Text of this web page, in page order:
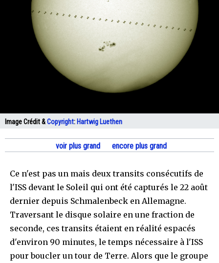
Image Crédit &Copyright:Hartwig Luethen
voir plus grand encore plus grand
Ce n'est pas un mais deux transits consécutifs de
l'ISS devant le Soleil qui ont été capturés le 22 août
dernier depuis Schmalenbeck en Allemagne.
Traversant le disque solaire en une fraction de
seconde, ces transits étaient en réalité espacés
d'environ 90 minutes, le temps nécessaire à l'ISS
pour boucler un tour de Terre. Alors que le groupe